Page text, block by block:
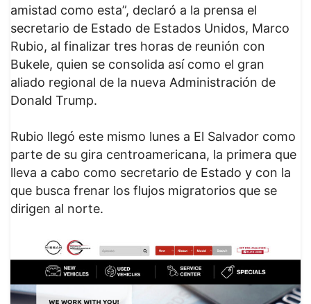
amistad como esta”, declaró a la prensa el
secretario de Estado de Estados Unidos, Marco
Rubio, al finalizar tres horas de reunión con
Bukele, quien se consolida así como el gran
aliado regional de la nueva Administración de
Donald Trump.
Rubio llegó este mismo lunes a El Salvador como
parte de su gira centroamericana, la primera que
lleva a cabo como secretario de Estado y con la
que busca frenar los flujos migratorios que se
dirigen al norte.